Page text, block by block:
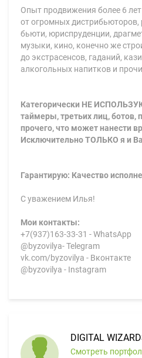
Опыт продвижения более 6
от огромных дистрибьюторов,
бьюти, юриспруденции,
музыки, кино, конечно же
до экстрасенсов, гаданий,
алкогольных напитков и
Категорически НЕ
таймеры, третьих лиц, ботов,
прочего, что может нанести
Исключительно ТОЛЬКО я и
Гарантирую: Качество
С уважением Илья!
Мои контакты:
+7(937)163-33-31 - WhatsApp
@byzovilya- Telegram
vk.com/byzovilya - Вконтакте
@byzovilya - Instagram
DIGITAL
Смотреть